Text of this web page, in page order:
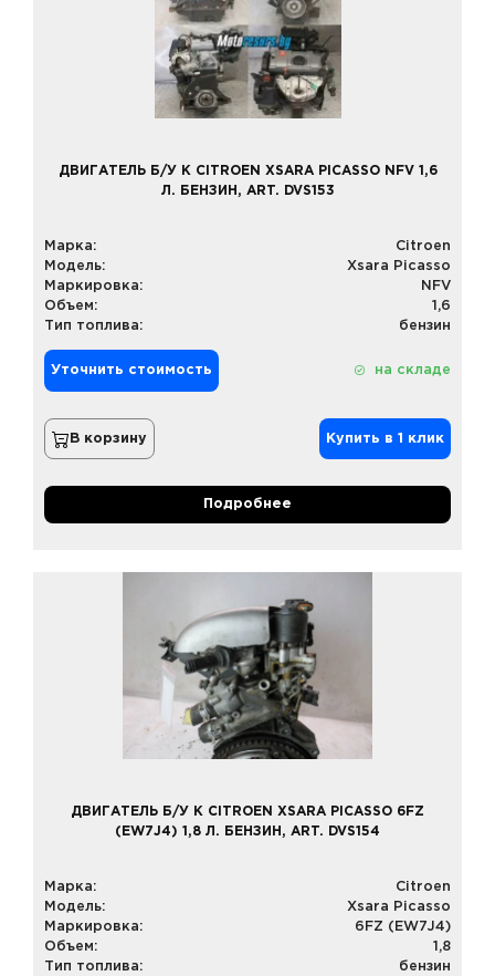
ДВИГАТЕЛЬ Б/У К CITROEN XSARA PICASSO NFV 1,6
Л. БЕНЗИН, ART. DVS153
Марка:
Citroen
Модель:
Xsara Picasso
Маркировка:
NFV
Объем:
1,6
Тип топлива:
бензин
Уточнить стоимость на складе
В корзину Купить в 1 клик
Подробнее
ДВИГАТЕЛЬ Б/У К CITROEN XSARA PICASSO 6FZ
(EW7J4) 1,8 Л. БЕНЗИН, ART. DVS154
Марка:
Citroen
Модель:
Xsara Picasso
Маркировка:
6FZ (EW7J4)
Объем:
1,8
Тип топлива:
бензин